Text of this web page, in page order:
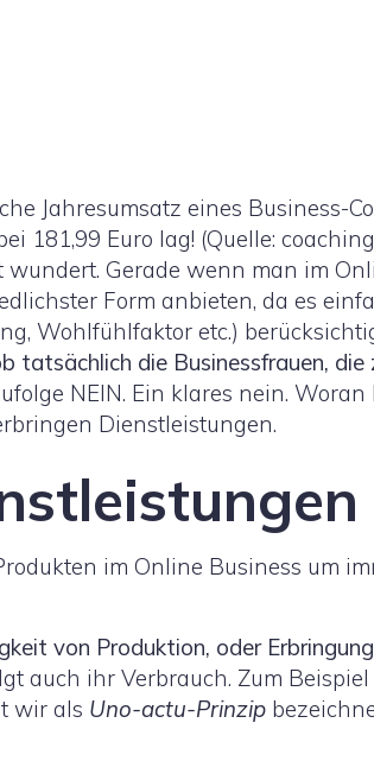
Jahresumsatz eines Business-
181,99 Euro lag! (Quelle:
Gerade wenn man im
Form anbieten, da es
Wohlfühlfaktor etc.)
tatsächlich die Businessfrauen,
NEIN. Ein klares nein.
Dienstleistungen.
im Online Business um
von Produktion, oder
auch ihr Verbrauch. Zum
wir als Uno-actu-Prinzip